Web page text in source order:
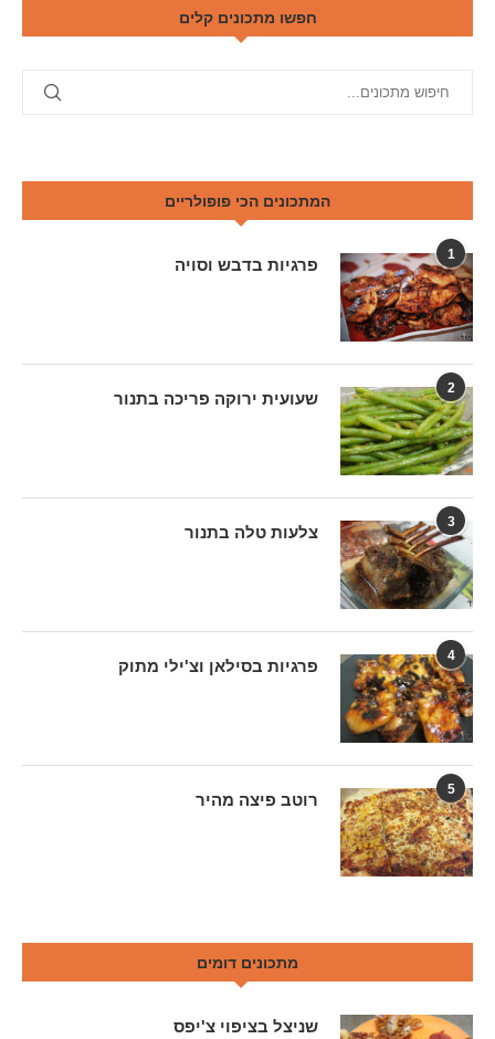
חפשו מתכונים קלים
המתכונים הכי פופולריים
1
פרגיות בדבש וסויה
2
שעועית ירוקה פריכה בתנור
3
צלעות טלה בתנור
4
פרגיות בסילאן וצ'ילי מתוק
5
רוטב פיצה מהיר
מתכונים דומים
שניצל בציפוי צ'יפס